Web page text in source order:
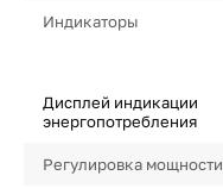
Индикаторы
Дисплей индикации
энергопотребления
Регулировка мощности